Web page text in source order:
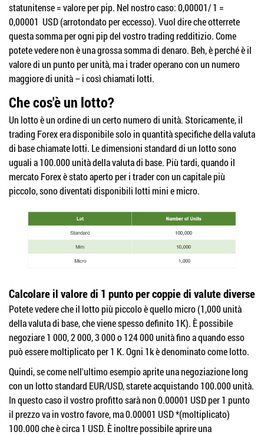
statunitense = valore per pip. Nel nostro caso: 0,00001/ 1 =
0,00001 USD (arrotondato per eccesso). Vuol dire che otterrete
questa somma per ogni pip del vostro trading redditizio. Come
potete vedere non è una grossa somma di denaro. Beh, è perché è il
valore di un punto per unità, ma i trader operano con un numero
maggiore di unità – i così chiamati lotti.
Che cos'è un lotto?
Un lotto è un ordine di un certo numero di unità. Storicamente, il
trading Forex era disponibile solo in quantità specifiche della valuta
di base chiamate lotti. Le dimensioni standard di un lotto sono
uguali a 100.000 unità della valuta di base. Più tardi, quando il
mercato Forex è stato aperto per i trader con un capitale più
piccolo, sono diventati disponibili lotti mini e micro.
Calcolare il valore di 1 punto per coppie di valute diverse
Potete vedere che il lotto più piccolo è quello micro (1,000 unità
della valuta di base, che viene spesso definito 1K). È possibile
negoziare 1 000, 2 000, 3 000 o 124 000 unità fino a quando esso
può essere moltiplicato per 1 K. Ogni 1k è denominato come lotto.
Quindi, se come nell'ultimo esempio aprite una negoziazione long
con un lotto standard EUR/USD, starete acquistando 100.000 unità.
In questo caso il vostro profitto sarà non 0.00001 USD per 1 punto
il prezzo va in vostro favore, ma 0.00001 USD *(moltiplicato)
100.000 che è circa 1 USD. È inoltre possibile aprire una